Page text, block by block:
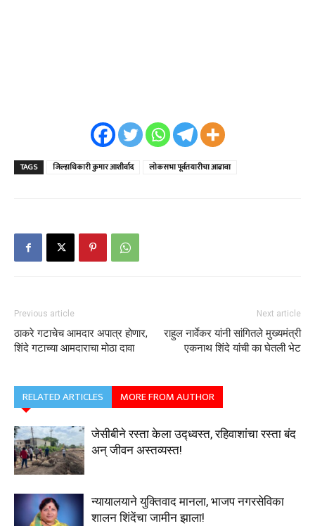
TAGS जिल्हाधिकारी कुमार आशीर्वाद लोकसभा पूर्वतयारीचा आढावा
Previous article
ठाकरे गटाचेच आमदार अपात्र होणार,
शिंदे गटाच्या आमदाराचा मोठा दावा
Next article
राहुल नार्वेकर यांनी सांगितले मुख्यमंत्री
एकनाथ शिंदे यांची का घेतली भेट
RELATED ARTICLES MORE FROM AUTHOR
जेसीबीने रस्ता केला उद्ध्वस्त, रहिवाशांचा रस्ता बंद
अन्‌ जीवन अस्तव्यस्त!
न्यायालयाने युक्तिवाद मानला, भाजप नगरसेविका
शालन शिंदेंचा जामीन झाला!